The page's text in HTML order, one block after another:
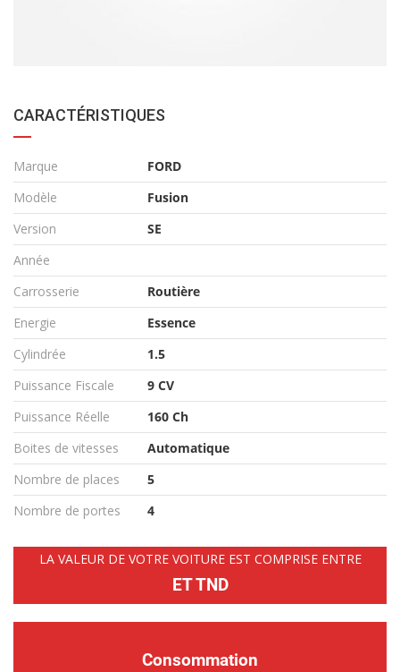
CARACTÉRISTIQUES
Marque
FORD
Modèle
Fusion
Version
SE
Année
Carrosserie
Routière
Energie
Essence
Cylindrée
1.5
Puissance Fiscale
9 CV
Puissance Réelle
160 Ch
Boites de vitesses
Automatique
Nombre de places
5
Nombre de portes
4
LA VALEUR DE VOTRE VOITURE EST COMPRISE ENTRE
ET TND
Consommation